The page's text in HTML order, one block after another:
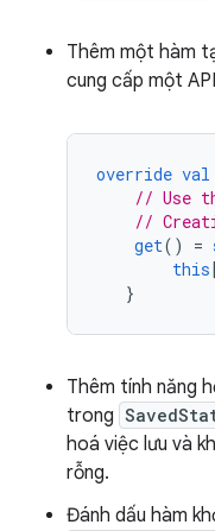
Thêm một hàm
cung cấp một
override val
// Use
//
get() =
this
}
Thêm tính năng
trong
hoá việc lưu và
rỗng.
Đánh dấu hàm